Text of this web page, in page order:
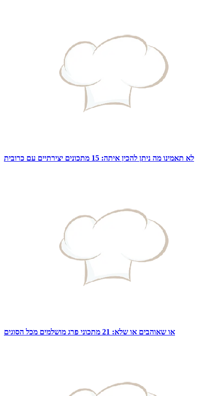
לא תאמינו מה ניתן להכין איתה: 15 מתכונים יצירתיים עם כרובית
או שאוהבים או שלא: 21 מתכוני פרג מושלמים מכל הסוגים